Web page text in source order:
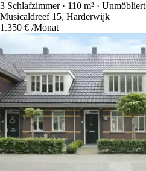
3 Schlafzimmer · 110 m² · Unmöbliert
Musicaldreef 15, Harderwijk
1.350 € /Monat